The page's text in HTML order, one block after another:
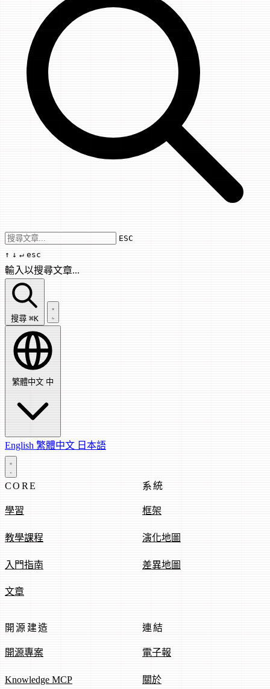
Use arrow keys to navigate results,
ESC
↑ ↓ ↵ esc
輸入以搜尋文章...
搜尋文章...
搜尋 ⌘K
繁體中文 中
English 繁體中文 日本語
CORE
學習
教學課程
入門指南
文章
系統
框架
演化地圖
差異地圖
開源建造
開源專案
Knowledge MCP
連結
電子報
關於